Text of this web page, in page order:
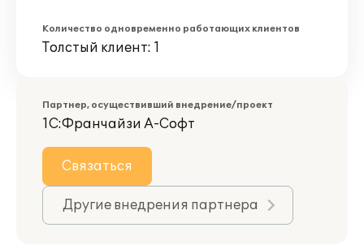
Количество одновременно работающих клиентов
Толстый клиент: 1
Партнер, осуществивший внедрение/проект
1С:Франчайзи А-Софт
Связаться
Другие внедрения партнера